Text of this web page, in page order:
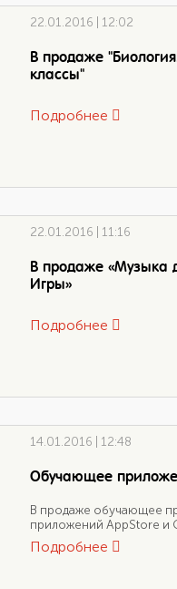
22.01.2016 | 12:02
В продаже
классы"
Подробнее
22.01.2016 | 11:16
В продаже «Музыка
Игры»
Подробнее
14.01.2016 | 12:48
Обучающее
В продаже обучающее
приложений AppStore и
Подробнее